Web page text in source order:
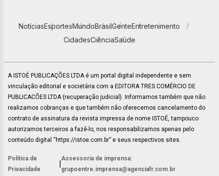
NotíciasEsportesMundoBrasilGenteEntretenimento
CidadesCiênciaSaúde
A ISTOÉ PUBLICAÇÕES LTDA é um portal digital independente e sem
vinculação editorial e societária com a EDITORA TRES COMÉRCIO DE
PUBLICACÕES LTDA (recuperação judicial). Informamos também que não
realizamos cobranças e que também não oferecemos cancelamento do
contrato de assinatura da revista impressa de nome ISTOÉ, tampouco
autorizamos terceiros a fazê-lo, nos responsabilizamos apenas pelo
conteúdo digital “https://istoe.com.br” e seus respectivos sites.
Política de
Privacidade
Assessoria de imprensa:
grupoentre.imprensa@agenciafr.com.br